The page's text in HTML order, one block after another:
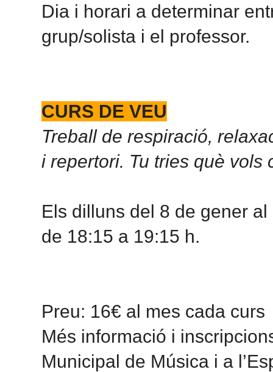
Dia i horari a determinar
grup/solista i el professor.
CURS DE VEU
Treball de respiració,
i repertori. Tu tries què vols
Els dilluns del 8 de gener
de 18:15 a 19:15 h.
Preu: 16€ al mes cada curs
Més informació i
Municipal de Música i a